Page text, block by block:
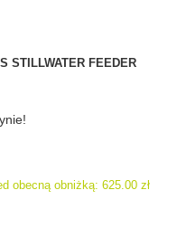
STILLWATER FEEDER
obecną obniżką: 625.00 zł